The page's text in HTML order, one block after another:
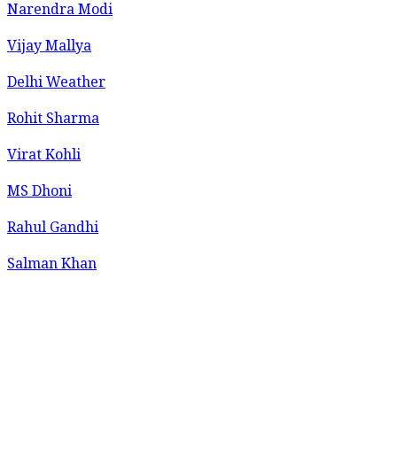
Narendra Modi
Vijay Mallya
Delhi Weather
Rohit Sharma
Virat Kohli
MS Dhoni
Rahul Gandhi
Salman Khan